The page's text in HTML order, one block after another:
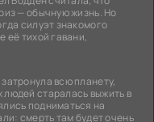
— обычную жизнь. Но
силуэт знакомого
её тихой гавани,
всю планету,
старалась выжить в
подниматься на
смерть там будет очень